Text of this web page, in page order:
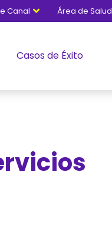

Canal Área de Salud
Casos de Éxito